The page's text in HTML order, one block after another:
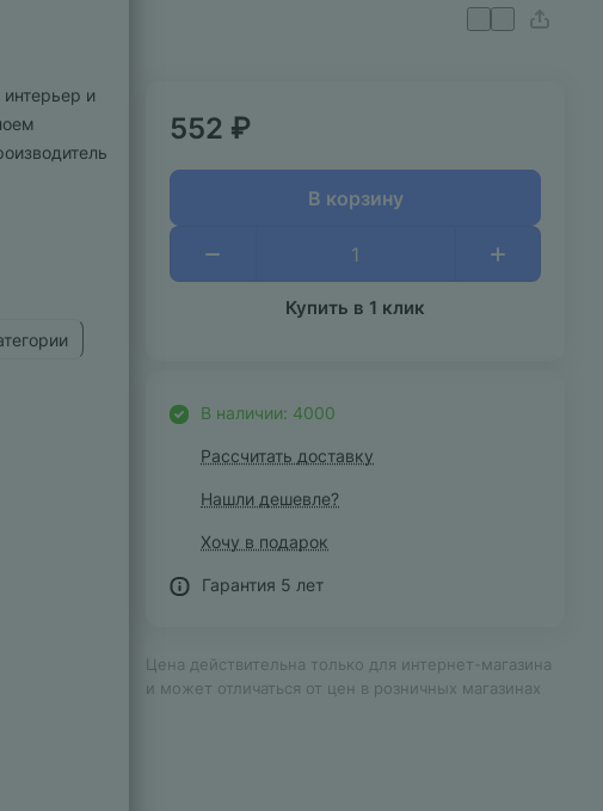
и
552 ₽
В корзину
Купить в 1 клик
В наличии: 4000
Рассчитать доставку
Нашли дешевле?
Хочу в подарок
Гарантия 5 лет
Цена действительна только для интернет-магазина
и может отличаться от цен в розничных магазинах